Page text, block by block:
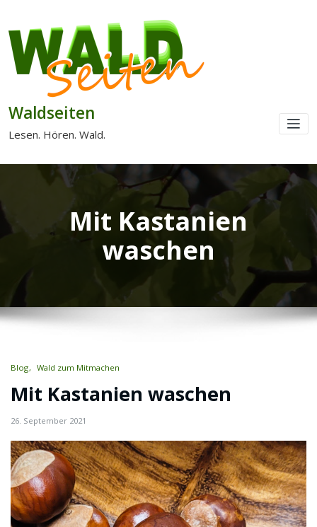
Waldseiten
Lesen. Hören. Wald.
Mit Kastanien
waschen
Blog Wald zum Mitmachen
Mit Kastanien waschen
26. September 2021